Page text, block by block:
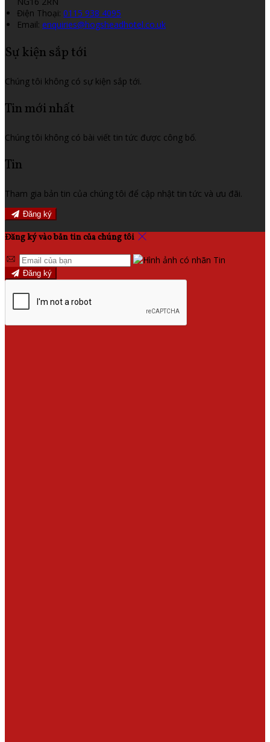
Điện Thoại: 0115 938 4095
Email: enquiries@hogsheadhotel.co.uk
Sự kiện sắp tới
Chúng tôi không có sự kiện sắp tới.
Tin mới nhất
Chúng tôi không có bài viết tin tức được công bố.
Tin
Tham gia bản tin của chúng tôi để cập nhật tin tức và ưu đãi.
Đăng ký
Đăng ký vào bản tin của chúng tôi
Đăng ký